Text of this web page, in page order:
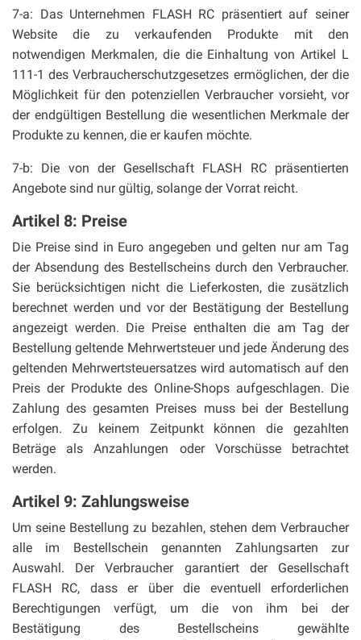
7-a: Das Unternehmen FLASH RC präsentiert auf seiner
Website die zu verkaufenden Produkte mit den
notwendigen Merkmalen, die die Einhaltung von Artikel L
111-1 des Verbraucherschutzgesetzes ermöglichen, der die
Möglichkeit für den potenziellen Verbraucher vorsieht, vor
der endgültigen Bestellung die wesentlichen Merkmale der
Produkte zu kennen, die er kaufen möchte.
7-b: Die von der Gesellschaft FLASH RC präsentierten
Angebote sind nur gültig, solange der Vorrat reicht.
Artikel 8: Preise
Die Preise sind in Euro angegeben und gelten nur am Tag
der Absendung des Bestellscheins durch den Verbraucher.
Sie berücksichtigen nicht die Lieferkosten, die zusätzlich
berechnet werden und vor der Bestätigung der Bestellung
angezeigt werden. Die Preise enthalten die am Tag der
Bestellung geltende Mehrwertsteuer und jede Änderung des
geltenden Mehrwertsteuersatzes wird automatisch auf den
Preis der Produkte des Online-Shops aufgeschlagen. Die
Zahlung des gesamten Preises muss bei der Bestellung
erfolgen. Zu keinem Zeitpunkt können die gezahlten
Beträge als Anzahlungen oder Vorschüsse betrachtet
werden.
Artikel 9: Zahlungsweise
Um seine Bestellung zu bezahlen, stehen dem Verbraucher
alle im Bestellschein genannten Zahlungsarten zur
Auswahl. Der Verbraucher garantiert der Gesellschaft
FLASH RC, dass er über die eventuell erforderlichen
Berechtigungen verfügt, um die von ihm bei der
Bestätigung des Bestellscheins gewählte